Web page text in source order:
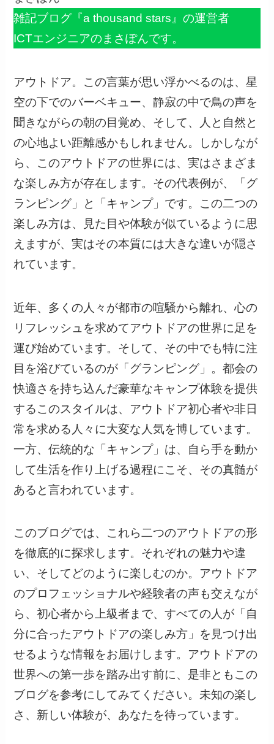
雑記ブログ『a thousand stars』の運営者
ICTエンジニアのまさぽんです。
アウトドア。この言葉が思い浮かべるのは、星
空の下でのバーベキュー、静寂の中で鳥の声を
聞きながらの朝の目覚め、そして、人と自然と
の心地よい距離感かもしれません。しかしなが
ら、このアウトドアの世界には、実はさまざま
な楽しみ方が存在します。その代表例が、「グ
ランピング」と「キャンプ」です。この二つの
楽しみ方は、見た目や体験が似ているように思
えますが、実はその本質には大きな違いが隠さ
れています。
近年、多くの人々が都市の喧騒から離れ、心の
リフレッシュを求めてアウトドアの世界に足を
運び始めています。そして、その中でも特に注
目を浴びているのが「グランピング」。都会の
快適さを持ち込んだ豪華なキャンプ体験を提供
するこのスタイルは、アウトドア初心者や非日
常を求める人々に大変な人気を博しています。
一方、伝統的な「キャンプ」は、自ら手を動か
して生活を作り上げる過程にこそ、その真髄が
あると言われています。
このブログでは、これら二つのアウトドアの形
を徹底的に探求します。それぞれの魅力や違
い、そしてどのように楽しむのか。アウトドア
のプロフェッショナルや経験者の声も交えなが
ら、初心者から上級者まで、すべての人が「自
分に合ったアウトドアの楽しみ方」を見つけ出
せるような情報をお届けします。アウトドアの
世界への第一歩を踏み出す前に、是非ともこの
ブログを参考にしてみてください。未知の楽し
さ、新しい体験が、あなたを待っています。